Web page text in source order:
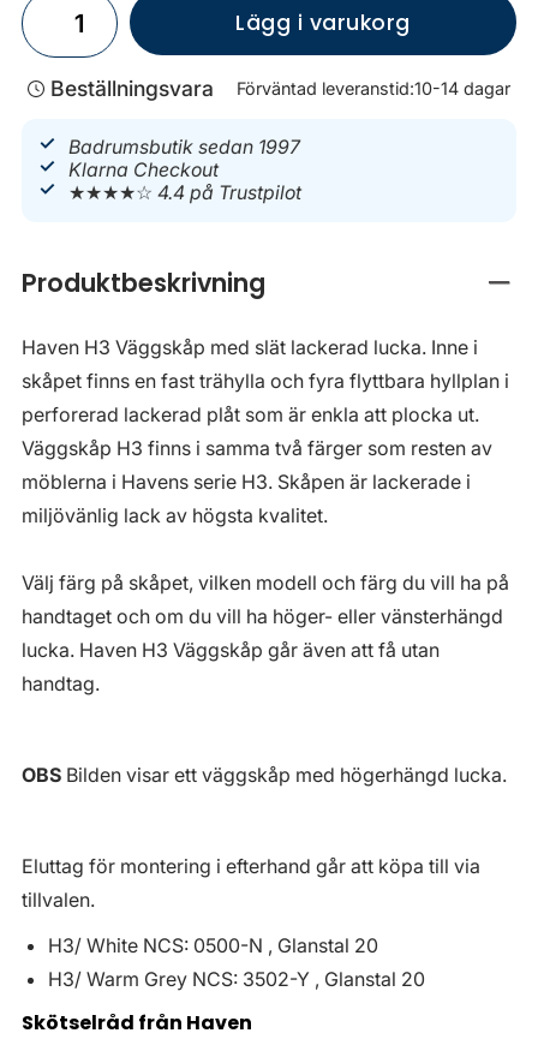
Lägg i varukorg
Beställningsvara Förväntad leveranstid:10-14 dagar
Badrumsbutik sedan 1997
Klarna Checkout
★★★★☆4.4 på Trustpilot
Produktbeskrivning
Haven H3 Väggskåp med slät lackerad lucka. Inne i
skåpet finns en fast trähylla och fyra flyttbara hyllplan i
perforerad lackerad plåt som är enkla att plocka ut.
Väggskåp H3 finns i samma två färger som resten av
möblerna i Havens serie H3. Skåpen är lackerade i
miljövänlig lack av högsta kvalitet.
Välj färg på skåpet, vilken modell och färg du vill ha på
handtaget och om du vill ha höger- eller vänsterhängd
lucka. Haven H3 Väggskåp går även att få utan
handtag.
OBS Bilden visar ett väggskåp med högerhängd lucka.
Eluttag för montering i efterhand går att köpa till via
tillvalen.
H3/ White NCS: 0500-N , Glanstal 20
H3/ Warm Grey NCS: 3502-Y , Glanstal 20
Skötselråd från Haven